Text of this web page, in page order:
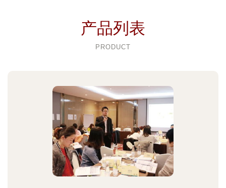
产品列表
PRODUCT